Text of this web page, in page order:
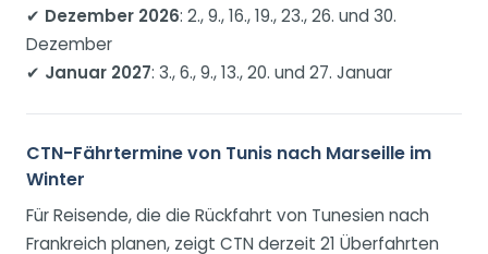
✔ Dezember 2026: 2., 9., 16., 19., 23., 26. und 30.
Dezember
✔ Januar 2027: 3., 6., 9., 13., 20. und 27. Januar
CTN-Fährtermine von Tunis nach Marseille im
Winter
Für Reisende, die die Rückfahrt von Tunesien nach
Frankreich planen, zeigt CTN derzeit 21 Überfahrten